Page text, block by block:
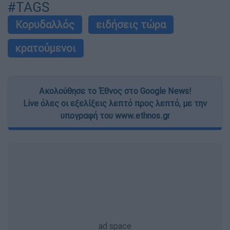
#TAGS
Κορυδαλλός
ειδήσεις τώρα
κρατούμενοι
Ακολούθησε το Έθνος στο Google News!
Live όλες οι εξελίξεις λεπτό προς λεπτό, με την
υπογραφή του www.ethnos.gr